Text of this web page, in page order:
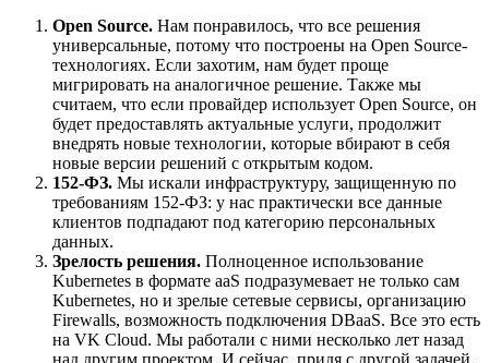
Open Source. Нам понравилось, что все решения
универсальные, потому что построены на Open Source-
технологиях. Если захотим, нам будет проще
мигрировать на аналогичное решение. Также мы
считаем, что если провайдер использует Open Source, он
будет предоставлять актуальные услуги, продолжит
внедрять новые технологии, которые вбирают в себя
новые версии решений с открытым кодом.
152-ФЗ. Мы искали инфраструктуру, защищенную по
требованиям 152-ФЗ: у нас практически все данные
клиентов подпадают под категорию персональных
данных.
Зрелость решения. Полноценное использование
Kubernetes в формате aaS подразумевает не только сам
Kubernetes, но и зрелые сетевые сервисы, организацию
Firewalls, возможность подключения DBaaS. Все это есть
на VK Cloud. Мы работали с ними несколько лет назад
над другим проектом. И сейчас, придя с другой задачей,